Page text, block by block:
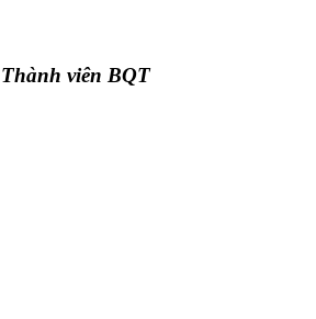
Thành viên BQT